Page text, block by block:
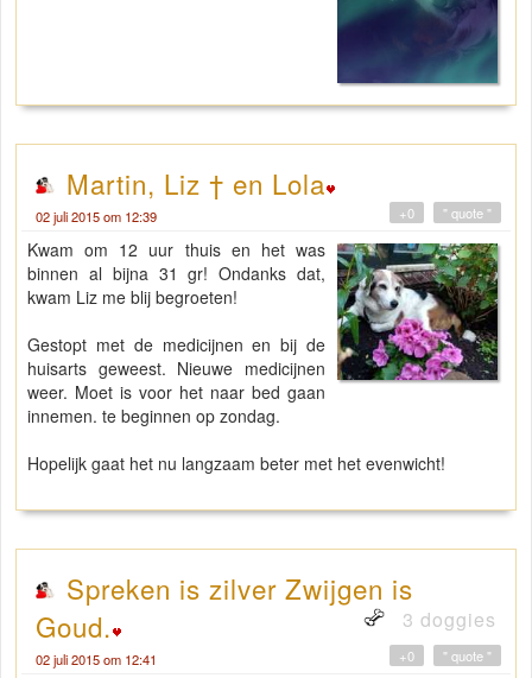
Martin, Liz † en Lola
02 juli 2015 om 12:39 " quote "
+0
Kwam om 12 uur thuis en het was
binnen al bijna 31 gr! Ondanks dat,
kwam Liz me blij begroeten!
Gestopt met de medicijnen en bij de
huisarts geweest. Nieuwe medicijnen
weer. Moet is voor het naar bed gaan
innemen. te beginnen op zondag.
Hopelijk gaat het nu langzaam beter met het evenwicht!
Spreken is zilver Zwijgen is
Goud.
3 doggies
02 juli 2015 om 12:41 " quote "
+0